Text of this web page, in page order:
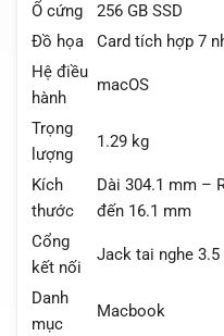
Ổ cứng
256 GB SSD
Đồ họa
Card tích hợp 7
Hệ điều
hành
macOS
Trọng
lượng
1.29 kg
Kích
thước
Dài 304.1 mm –
đến 16.1 mm
Cổng
kết nối
Jack tai nghe 3.5
Danh
mục
Macbook